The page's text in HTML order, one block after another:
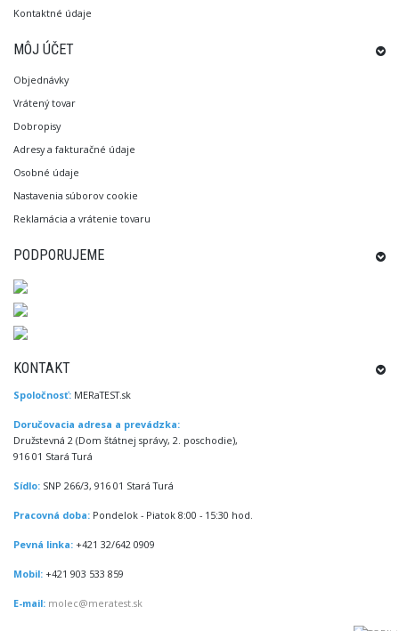
Kontaktné údaje
MÔJ ÚČET
Objednávky
Vrátený tovar
Dobropisy
Adresy a fakturačné údaje
Osobné údaje
Nastavenia súborov cookie
Reklamácia a vrátenie tovaru
PODPORUJEME
KONTAKT
Spoločnosť: MERaTEST.sk
Doručovacia adresa a prevádzka:
Družstevná 2 (Dom štátnej správy, 2. poschodie),
916 01 Stará Turá
Sídlo: SNP 266/3, 916 01 Stará Turá
Pracovná doba: Pondelok - Piatok 8:00 - 15:30 hod.
Pevná linka: +421 32/642 0909
Mobil: +421 903 533 859
E-mail: molec@meratest.sk